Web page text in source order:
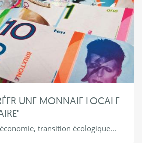
UNE MONNAIE LOCALE
transition écologique...